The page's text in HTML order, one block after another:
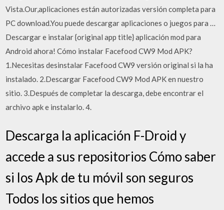
Vista.Our,aplicaciones están autorizadas versión completa para
PC download.You puede descargar aplicaciones o juegos para …
Descargar e instalar {original app title} aplicación mod para
Android ahora! Cómo instalar Facefood CW9 Mod APK?
1.Necesitas desinstalar Facefood CW9 versión original si la ha
instalado. 2.Descargar Facefood CW9 Mod APK en nuestro
sitio. 3.Después de completar la descarga, debe encontrar el
archivo apk e instalarlo. 4.
Descarga la aplicación F-Droid y
accede a sus repositorios Cómo saber
si los Apk de tu móvil son seguros
Todos los sitios que hemos